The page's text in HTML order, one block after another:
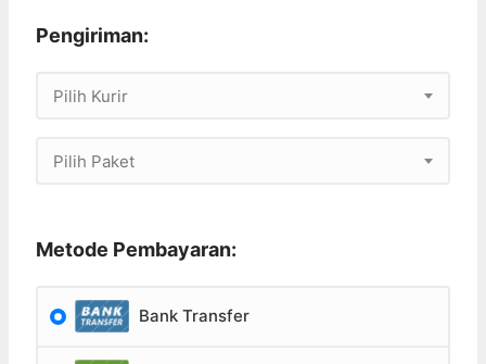
Pengiriman:
Pilih Kurir
Pilih Paket
Metode Pembayaran:
Bank Transfer